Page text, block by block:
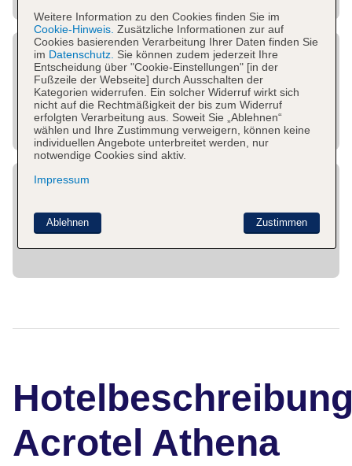
Acrotel Athena
Weitere Information zu den Cookies finden Sie im
Cookie-Hinweis. Zusätzliche Informationen zur auf
Cookies basierenden Verarbeitung Ihrer Daten finden Sie
im Datenschutz. Sie können zudem jederzeit Ihre
Entscheidung über "Cookie-Einstellungen" [in der
Fußzeile der Webseite] durch Ausschalten der
Kategorien widerrufen. Ein solcher Widerruf wirkt sich
nicht auf die Rechtmäßigkeit der bis zum Widerruf
erfolgten Verarbeitung aus. Soweit Sie „Ablehnen“
wählen und Ihre Zustimmung verweigern, können keine
individuellen Angebote unterbreitet werden, nur
notwendige Cookies sind aktiv.
Impressum
Zustimmen
Ablehnen